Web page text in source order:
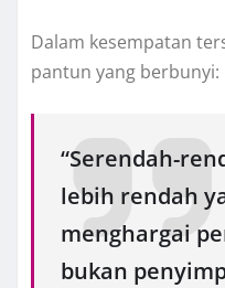
Dalam kesempatan
pantun yang berbunyi:
“Serendah-
lebih rendah
menghargai
bukan